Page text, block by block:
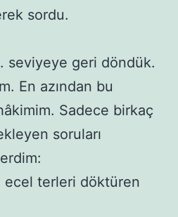
sordu.
seviyeye geri döndük.
En azından bu
Sadece birkaç
soruları
ecel terleri döktüren